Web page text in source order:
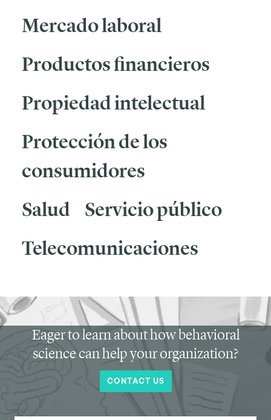
Mercado laboral
Productos financieros
Propiedad intelectual
Protección de los
consumidores
Salud
Servicio público
Telecomunicaciones
Eager to learn about how behavioral
science can help your organization?
CONTACT US